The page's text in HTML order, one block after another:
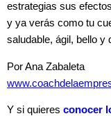
estrategias sus
y ya verás como tu
saludable, ágil, bello y
Por Ana Zabaleta
Y si quieres conocer